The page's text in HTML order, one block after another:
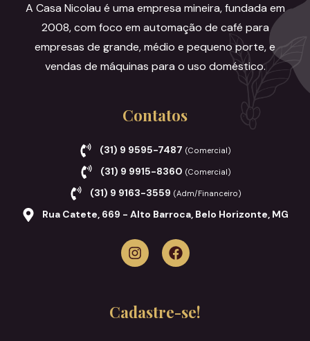
A Casa Nicolau é uma empresa mineira, fundada em
2008, com foco em automação de café para
empresas de grande, médio e pequeno porte, e
vendas de máquinas para o uso doméstico.
Contatos
(31) 9 9595-7487 (Comercial)
(31) 9 9915-8360 (Comercial)
(31) 9 9163-3559 (Adm/Financeiro)
Rua Catete, 669 - Alto Barroca, Belo Horizonte, MG
Cadastre-se!